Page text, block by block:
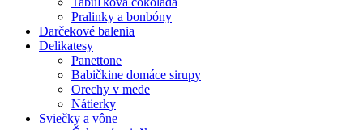
Pralinky a bonbóny
Darčekové balenia
Delikatesy
Panettone
Babičkine domáce sirupy
Orechy v mede
Nátierky
Sviečky a vône